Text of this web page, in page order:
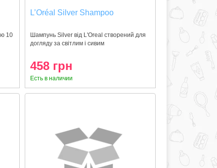
10
L’Oréal Silver Shampoo
Шампунь Silver від L'Oreal створений для
догляду за світлим і сивим
458 грн
Есть в наличии